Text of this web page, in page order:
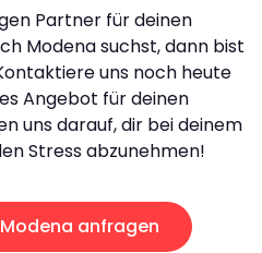
Partner für deinen
Modena suchst, dann bist
uns noch heute
Angebot für deinen
uns darauf, dir bei deinem
Stress abzunehmen!
anfragen